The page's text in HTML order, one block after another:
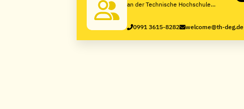
an der Technische Hochschule
0991 3615-8282 welcome@th-deg.de